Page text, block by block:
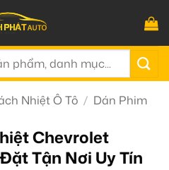
Nhiệt Ô Tô / Dán Phim
Chevrolet
Tận Nơi Uy Tín